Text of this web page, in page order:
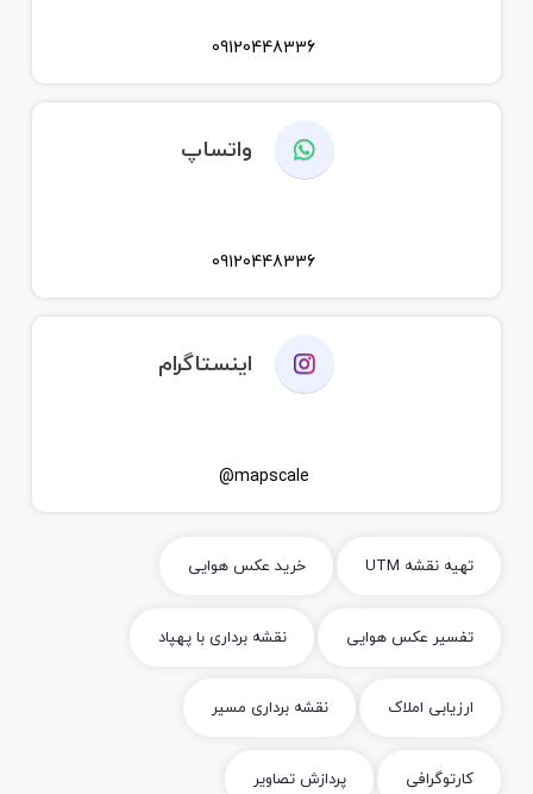
09120448336
واتساپ
09120448336
اینستاگرام
mapscale@
تهیه نقشه UTM خرید عکس هوایی
تفسیر عکس هوایی نقشه برداری با پهپاد
ارزیابی املاک نقشه برداری مسیر
کارتوگرافی پردازش تصاویر